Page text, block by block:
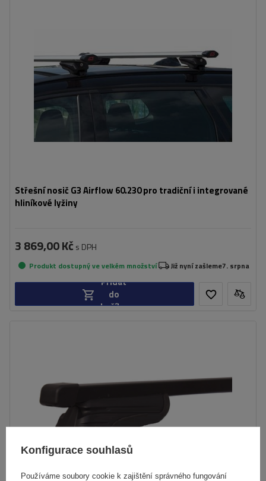
Střešní nosič G3 Airflow 60.230 pro tradiční i integrované
hliníkové lyžiny
3 869,00 Kč s DPH
Produkt dostupný ve velkém množství Již nyní zašleme7. srpna
Přidat
do
košíku
Konfigurace souhlasů
Používáme soubory cookie k zajištění správného fungování